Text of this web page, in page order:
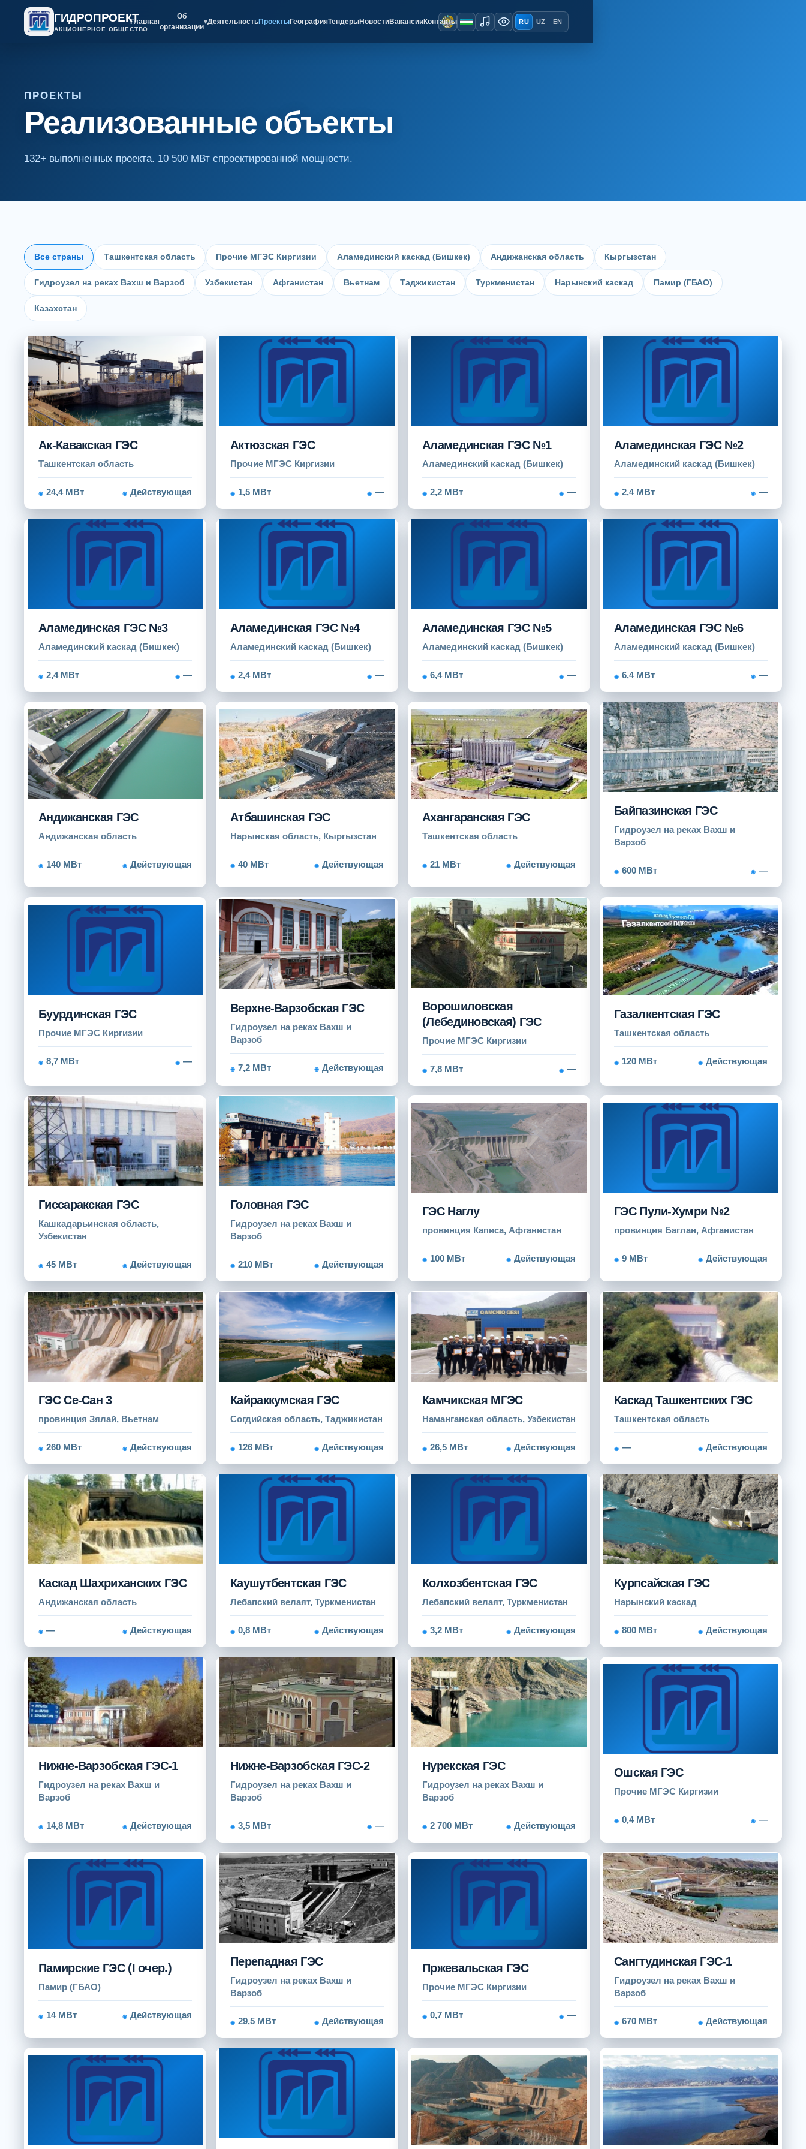
ГИДРОПРОЕКТ
АКЦИОНЕРНОЕ ОБЩЕСТВО
Главная
Об
организации
▾ДеятельностьПроектыГеографияТендерыНовостиВакансииКонтакты RU UZ EN
ПРОЕКТЫ
Реализованные объекты
132+ выполненных проекта. 10 500 МВт спроектированной мощности.
Все страны Ташкентская область Прочие МГЭС Киргизии Аламединский каскад (Бишкек) Андижанская область Кыргызстан
Гидроузел на реках Вахш и Варзоб Узбекистан Афганистан Вьетнам Таджикистан Туркменистан Нарынский каскад Памир (ГБАО)
Казахстан
Ак-Кавакская ГЭС
Ташкентская область
24,4 МВт Действующая
Актюзская ГЭС
Прочие МГЭС Киргизии
1,5 МВт —
Аламединская ГЭС №1
Аламединский каскад (Бишкек)
2,2 МВт —
Аламединская ГЭС №2
Аламединский каскад (Бишкек)
2,4 МВт —
Аламединская ГЭС №3
Аламединский каскад (Бишкек)
2,4 МВт —
Аламединская ГЭС №4
Аламединский каскад (Бишкек)
2,4 МВт —
Аламединская ГЭС №5
Аламединский каскад (Бишкек)
6,4 МВт —
Аламединская ГЭС №6
Аламединский каскад (Бишкек)
6,4 МВт —
Андижанская ГЭС
Андижанская область
140 МВт Действующая
Атбашинская ГЭС
Нарынская область, Кыргызстан
40 МВт Действующая
Ахангаранская ГЭС
Ташкентская область
21 МВт Действующая
Байпазинская ГЭС
Гидроузел на реках Вахш и
Варзоб
600 МВт —
Буурдинская ГЭС
Прочие МГЭС Киргизии
8,7 МВт —
Верхне-Варзобская ГЭС
Гидроузел на реках Вахш и
Варзоб
7,2 МВт Действующая
Ворошиловская
(Лебединовская) ГЭС
Прочие МГЭС Киргизии
7,8 МВт —
Газалкентская ГЭС
Ташкентская область
120 МВт Действующая
Гиссаракская ГЭС
Кашкадарьинская область,
Узбекистан
45 МВт Действующая
Головная ГЭС
Гидроузел на реках Вахш и
Варзоб
210 МВт Действующая
ГЭС Наглу
провинция Каписа, Афганистан
100 МВт Действующая
ГЭС Пули-Хумри №2
провинция Баглан, Афганистан
9 МВт Действующая
ГЭС Се-Сан 3
провинция Зялай, Вьетнам
260 МВт Действующая
Кайраккумская ГЭС
Согдийская область, Таджикистан
126 МВт Действующая
Камчикская МГЭС
Наманганская область, Узбекистан
26,5 МВт Действующая
Каскад Ташкентских ГЭС
Ташкентская область
— Действующая
Каскад Шахриханских ГЭС
Андижанская область
— Действующая
Каушутбентская ГЭС
Лебапский велаят, Туркменистан
0,8 МВт Действующая
Колхозбентская ГЭС
Лебапский велаят, Туркменистан
3,2 МВт Действующая
Курпсайская ГЭС
Нарынский каскад
800 МВт Действующая
Нижне-Варзобская ГЭС-1
Гидроузел на реках Вахш и
Варзоб
14,8 МВт Действующая
Нижне-Варзобская ГЭС-2
Гидроузел на реках Вахш и
Варзоб
3,5 МВт —
Нурекская ГЭС
Гидроузел на реках Вахш и
Варзоб
2 700 МВт Действующая
Ошская ГЭС
Прочие МГЭС Киргизии
0,4 МВт —
Памирские ГЭС (I очер.)
Памир (ГБАО)
14 МВт Действующая
Перепадная ГЭС
Гидроузел на реках Вахш и
Варзоб
29,5 МВт Действующая
Пржевальская ГЭС
Прочие МГЭС Киргизии
0,7 МВт —
Сангтудинская ГЭС-1
Гидроузел на реках Вахш и
Варзоб
670 МВт Действующая